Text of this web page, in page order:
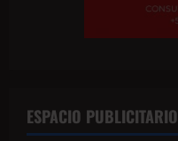
ESPACIO PUBLICITARIO